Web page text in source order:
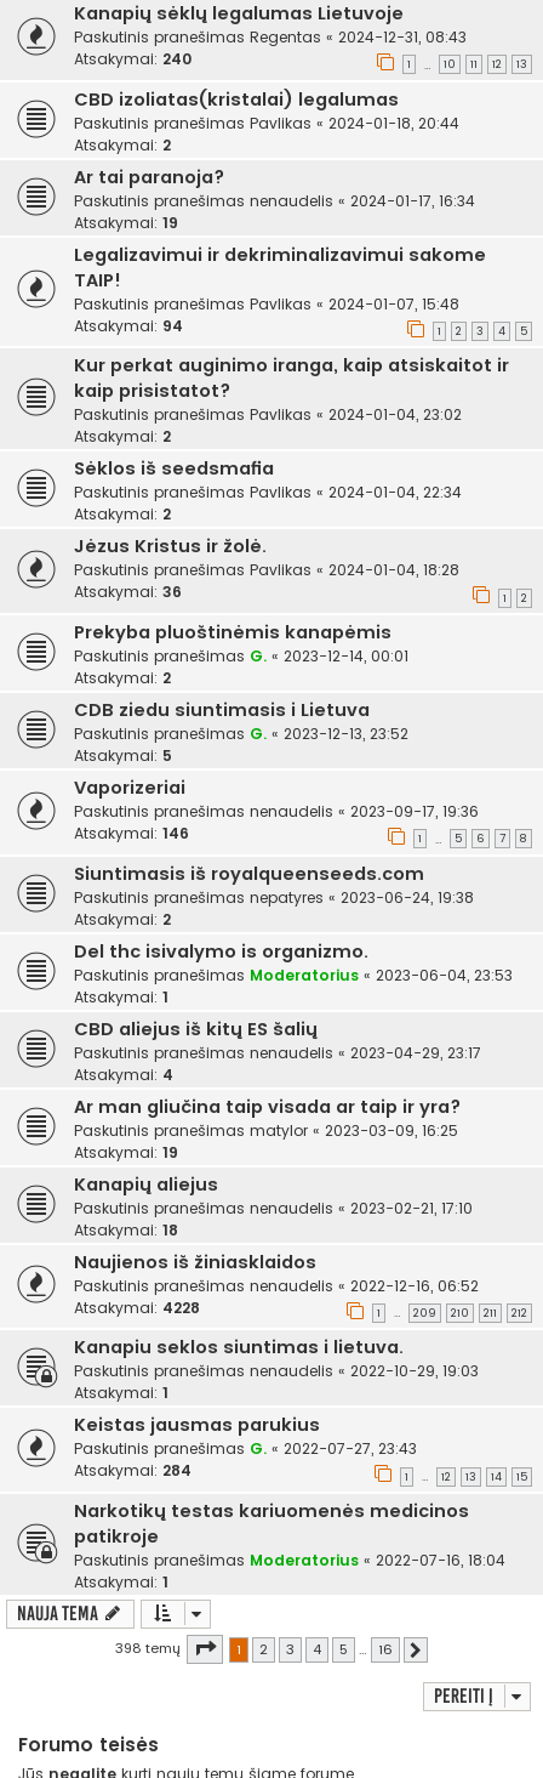
Kanapių sėklų legalumas Lietuvoje
Paskutinis pranešimas Regentas « 2024-12-31, 08:43
Atsakymai: 240 1 … 10 11 12 13
CBD izoliatas(kristalai) legalumas
Paskutinis pranešimas Pavlikas « 2024-01-18, 20:44
Atsakymai: 2
Ar tai paranoja?
Paskutinis pranešimas nenaudelis « 2024-01-17, 16:34
Atsakymai: 19
Legalizavimui ir dekriminalizavimui sakome
TAIP!
Paskutinis pranešimas Pavlikas « 2024-01-07, 15:48
Atsakymai: 94 1 2 3 4 5
Kur perkat auginimo iranga, kaip atsiskaitot ir
kaip prisistatot?
Paskutinis pranešimas Pavlikas « 2024-01-04, 23:02
Atsakymai: 2
Sėklos iš seedsmafia
Paskutinis pranešimas Pavlikas « 2024-01-04, 22:34
Atsakymai: 2
Jėzus Kristus ir žolė.
Paskutinis pranešimas Pavlikas « 2024-01-04, 18:28
Atsakymai: 36 1 2
Prekyba pluoštinėmis kanapėmis
Paskutinis pranešimas G. « 2023-12-14, 00:01
Atsakymai: 2
CDB ziedu siuntimasis i Lietuva
Paskutinis pranešimas G. « 2023-12-13, 23:52
Atsakymai: 5
Vaporizeriai
Paskutinis pranešimas nenaudelis « 2023-09-17, 19:36
Atsakymai: 146 1 … 5 6 7 8
Siuntimasis iš royalqueenseeds.com
Paskutinis pranešimas nepatyres « 2023-06-24, 19:38
Atsakymai: 2
Del thc isivalymo is organizmo.
Paskutinis pranešimas Moderatorius « 2023-06-04, 23:53
Atsakymai: 1
CBD aliejus iš kitų ES šalių
Paskutinis pranešimas nenaudelis « 2023-04-29, 23:17
Atsakymai: 4
Ar man gliučina taip visada ar taip ir yra?
Paskutinis pranešimas matylor « 2023-03-09, 16:25
Atsakymai: 19
Kanapių aliejus
Paskutinis pranešimas nenaudelis « 2023-02-21, 17:10
Atsakymai: 18
Naujienos iš žiniasklaidos
Paskutinis pranešimas nenaudelis « 2022-12-16, 06:52
Atsakymai: 4228 1 … 209 210 211 212
Kanapiu seklos siuntimas i lietuva.
Paskutinis pranešimas nenaudelis « 2022-10-29, 19:03
Atsakymai: 1
Keistas jausmas parukius
Paskutinis pranešimas G. « 2022-07-27, 23:43
Atsakymai: 284 1 … 12 13 14 15
Narkotikų testas kariuomenės medicinos
patikroje
Paskutinis pranešimas Moderatorius « 2022-07-16, 18:04
Atsakymai: 1
Nauja tema
398 temų Puslapis iš 16
1 2 3 4 5 … 16
Pereiti į
Forumo teisės
Jūs negalite kurti naujų temų šiame forume